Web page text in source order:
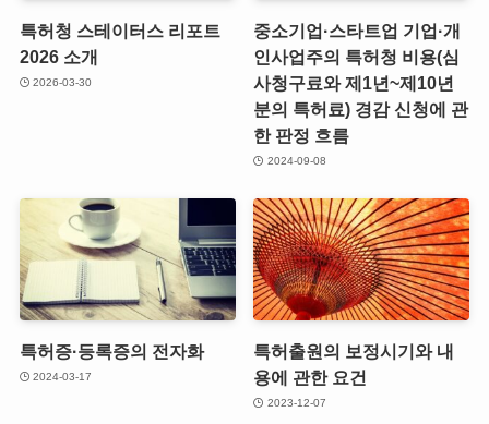
특허청 스테이터스 리포트
2026 소개
2026-03-30
중소기업·스타트업 기업·개
인사업주의 특허청 비용(심
사청구료와 제1년~제10년
분의 특허료) 경감 신청에 관
한 판정 흐름
2024-09-08
특허증·등록증의 전자화
2024-03-17
특허출원의 보정시기와 내
용에 관한 요건
2023-12-07